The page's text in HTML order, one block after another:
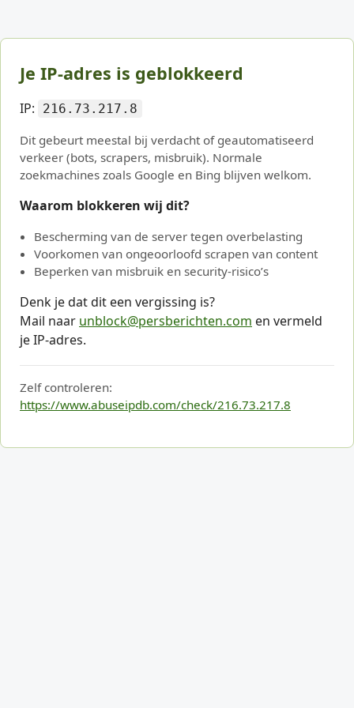
Je IP-adres is geblokkeerd
IP: 216.73.217.8
Dit gebeurt meestal bij verdacht of geautomatiseerd
verkeer (bots, scrapers, misbruik). Normale
zoekmachines zoals Google en Bing blijven welkom.
Waarom blokkeren wij dit?
Bescherming van de server tegen overbelasting
Voorkomen van ongeoorloofd scrapen van content
Beperken van misbruik en security-risico’s
Denk je dat dit een vergissing is?
Mail naar unblock@persberichten.com en vermeld
je IP-adres.
Zelf controleren:
https://www.abuseipdb.com/check/216.73.217.8